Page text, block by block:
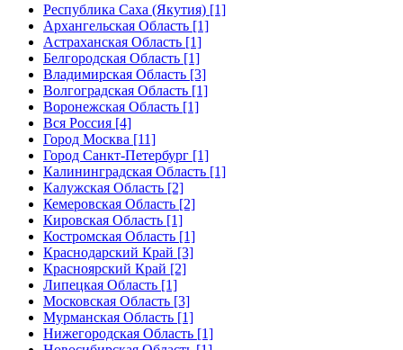
Республика Саха (Якутия) [1]
Архангельская Область [1]
Астраханская Область [1]
Белгородская Область [1]
Владимирская Область [3]
Волгоградская Область [1]
Воронежская Область [1]
Вся Россия [4]
Город Москва [11]
Город Санкт-Петербург [1]
Калининградская Область [1]
Калужская Область [2]
Кемеровская Область [2]
Кировская Область [1]
Костромская Область [1]
Краснодарский Край [3]
Красноярский Край [2]
Липецкая Область [1]
Московская Область [3]
Мурманская Область [1]
Нижегородская Область [1]